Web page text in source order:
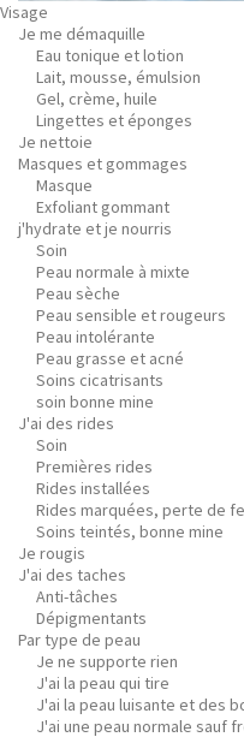
Visage
Je me démaquille
Eau tonique et lotion
Lait, mousse, émulsion
Gel, crème, huile
Lingettes et éponges
Je nettoie
Masques et gommages
Masque
Exfoliant gommant
j'hydrate et je nourris
Soin
Peau normale à mixte
Peau sèche
Peau sensible et rougeurs
Peau intolérante
Peau grasse et acné
Soins cicatrisants
soin bonne mine
J'ai des rides
Soin
Premières rides
Rides installées
Rides marquées, perte de
Soins teintés, bonne mine
Je rougis
J'ai des taches
Anti-tâches
Dépigmentants
Par type de peau
Je ne supporte rien
J'ai la peau qui tire
J'ai la peau luisante et des
J'ai une peau normale sauf